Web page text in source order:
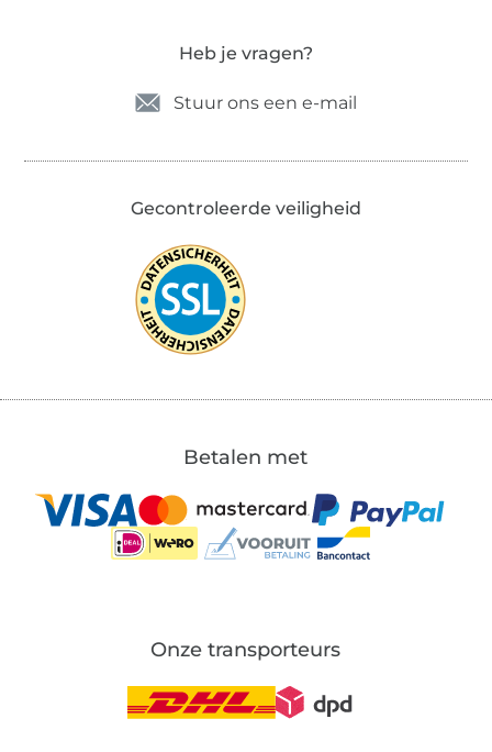
Heb je vragen?
Stuur ons een e-mail
Gecontroleerde veiligheid
Betalen met
Onze transporteurs